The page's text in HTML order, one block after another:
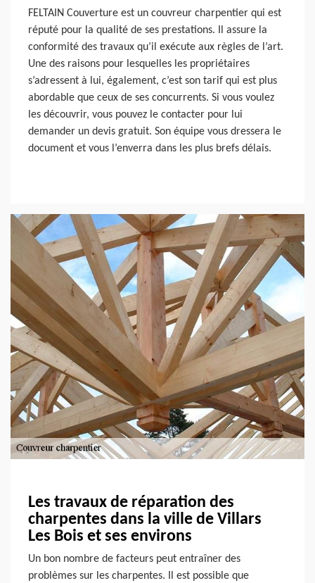
FELTAIN Couverture est un couvreur charpentier qui est
réputé pour la qualité de ses prestations. Il assure la
conformité des travaux qu’il exécute aux règles de l’art.
Une des raisons pour lesquelles les propriétaires
s’adressent à lui, également, c’est son tarif qui est plus
abordable que ceux de ses concurrents. Si vous voulez
les découvrir, vous pouvez le contacter pour lui
demander un devis gratuit. Son équipe vous dressera le
document et vous l’enverra dans les plus brefs délais.
Les travaux de réparation des
charpentes dans la ville de Villars
Les Bois et ses environs
Un bon nombre de facteurs peut entraîner des
problèmes sur les charpentes. Il est possible que